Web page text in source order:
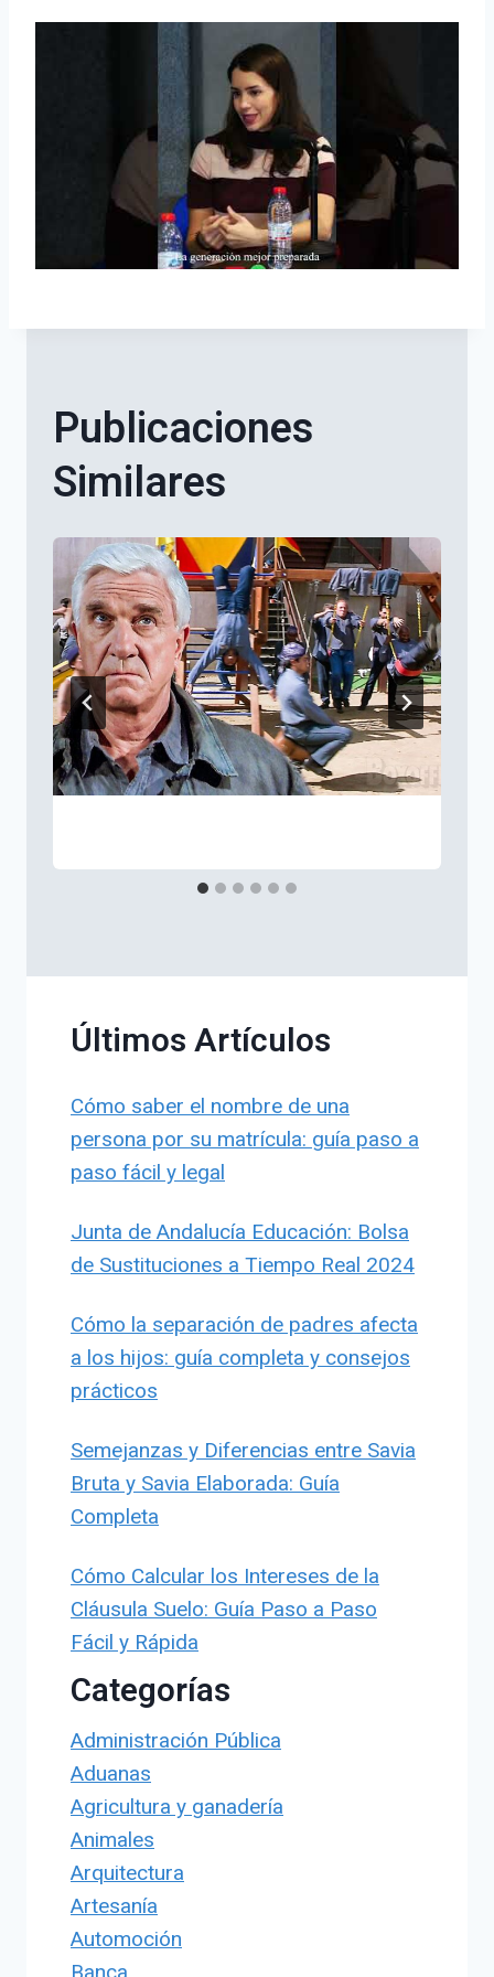
Publicaciones
Similares
Últimos Artículos
Cómo saber el nombre de una
persona por su matrícula: guía paso a
paso fácil y legal
Junta de Andalucía Educación: Bolsa
de Sustituciones a Tiempo Real 2024
Cómo la separación de padres afecta
a los hijos: guía completa y consejos
prácticos
Semejanzas y Diferencias entre Savia
Bruta y Savia Elaborada: Guía
Completa
Cómo Calcular los Intereses de la
Cláusula Suelo: Guía Paso a Paso
Fácil y Rápida
Categorías
Administración Pública
Aduanas
Agricultura y ganadería
Animales
Arquitectura
Artesanía
Automoción
Banca